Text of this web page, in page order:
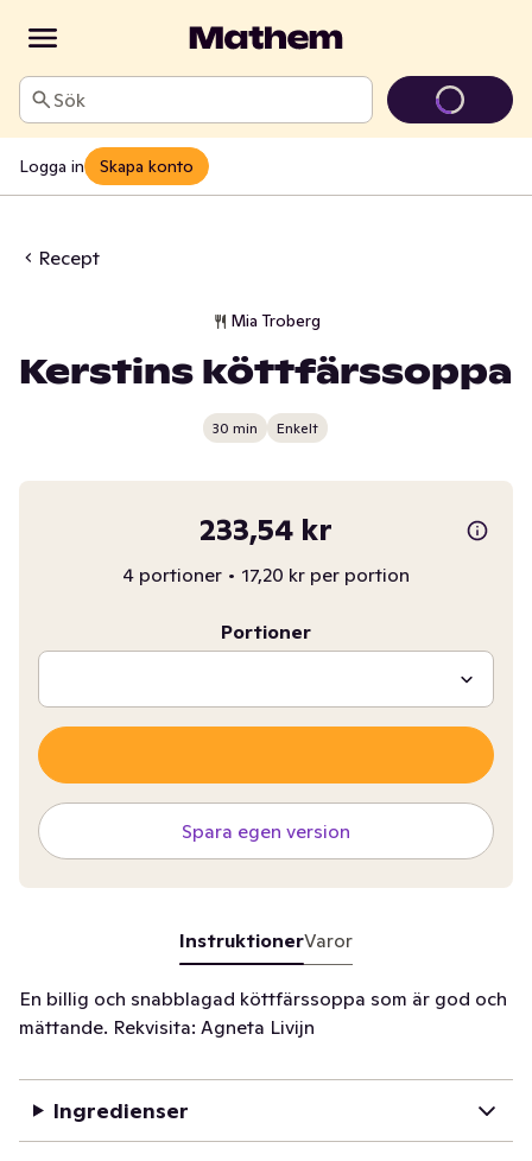
Sök
Logga in Skapa konto
Recept
Mia Troberg
Kerstins köttfärssoppa
30 min Enkelt
233,54 kr
4 portioner • 17,20 kr per portion
Portioner
Spara egen version
InstruktionerVaror
En billig och snabblagad köttfärssoppa som är god och
mättande. Rekvisita: Agneta Livijn
Ingredienser